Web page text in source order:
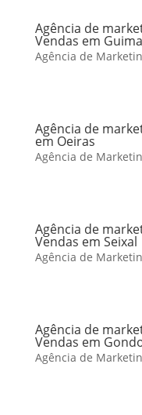
Agência de
Vendas em
Agência de
Agência de
em Oeiras
Agência de
Agência de
Vendas em Seixal
Agência de
Agência de
Vendas em
Agência de